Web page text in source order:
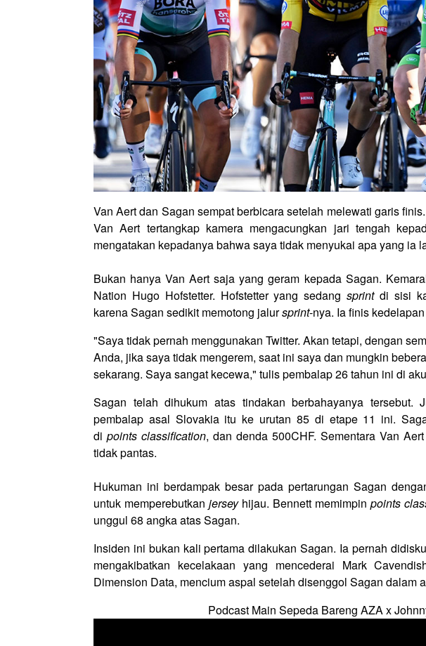
Van Aert dan Sagan sempat berbicara setelah melewati garis
Van Aert tertangkap kamera mengacungkan jari tengah
mengatakan kepadanya bahwa saya tidak menyukai apa yang ia
Bukan hanya Van Aert saja yang geram kepada Sagan.
Nation Hugo Hofstetter. Hofstetter yang sedangsprintdi sisi
karena Sagan sedikit memotong jalursprint-nya. Ia finis
"Saya tidak pernah menggunakan Twitter. Akan tetapi, dengan
Anda, jika saya tidak mengerem, saat ini saya dan mungkin
sekarang. Saya sangat kecewa," tulis pembalap 26 tahun ini di
Sagan telah dihukum atas tindakan berbahayanya tersebut.
pembalap asal Slovakia itu ke urutan 85 di etape 11 ini.
di points classification, dan denda 500CHF. Sementara Van
tidak pantas.
Hukuman ini berdampak besar pada pertarungan Sagan
untuk memperebutkan jerseyhijau. Bennett memimpin points
unggul 68 angka atas Sagan.
Insiden ini bukan kali pertama dilakukan Sagan. Ia pernah
mengakibatkan kecelakaan yang mencederai Mark
Dimension Data, mencium aspal setelah disenggol Sagan dalam
Podcast Main Sepeda Bareng AZA x